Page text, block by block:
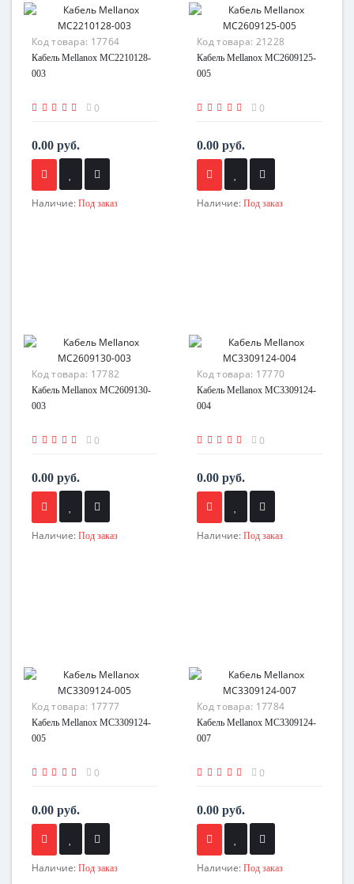
Код товара: 17764
Кабель Mellanox MC2210128-
003
0
0.00 руб.
Наличие: Под заказ
Код товара: 21228
Кабель Mellanox MC2609125-
005
0
0.00 руб.
Наличие: Под заказ
Код товара: 17782
Кабель Mellanox MC2609130-
003
0
0.00 руб.
Наличие: Под заказ
Код товара: 17770
Кабель Mellanox MC3309124-
004
0
0.00 руб.
Наличие: Под заказ
Код товара: 17777
Кабель Mellanox MC3309124-
005
0
0.00 руб.
Наличие: Под заказ
Код товара: 17784
Кабель Mellanox MC3309124-
007
0
0.00 руб.
Наличие: Под заказ